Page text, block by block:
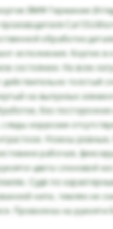
ВМФ Германии
Carl
обработке
исполнения. Кортик
состоянии. На всех
действительно толстый
на выпуклых
без
следы коррозии
Ножны ровные,
рабочая,
цвета слоновой
Судя по
нити, темляк не
Проволока на рукояти